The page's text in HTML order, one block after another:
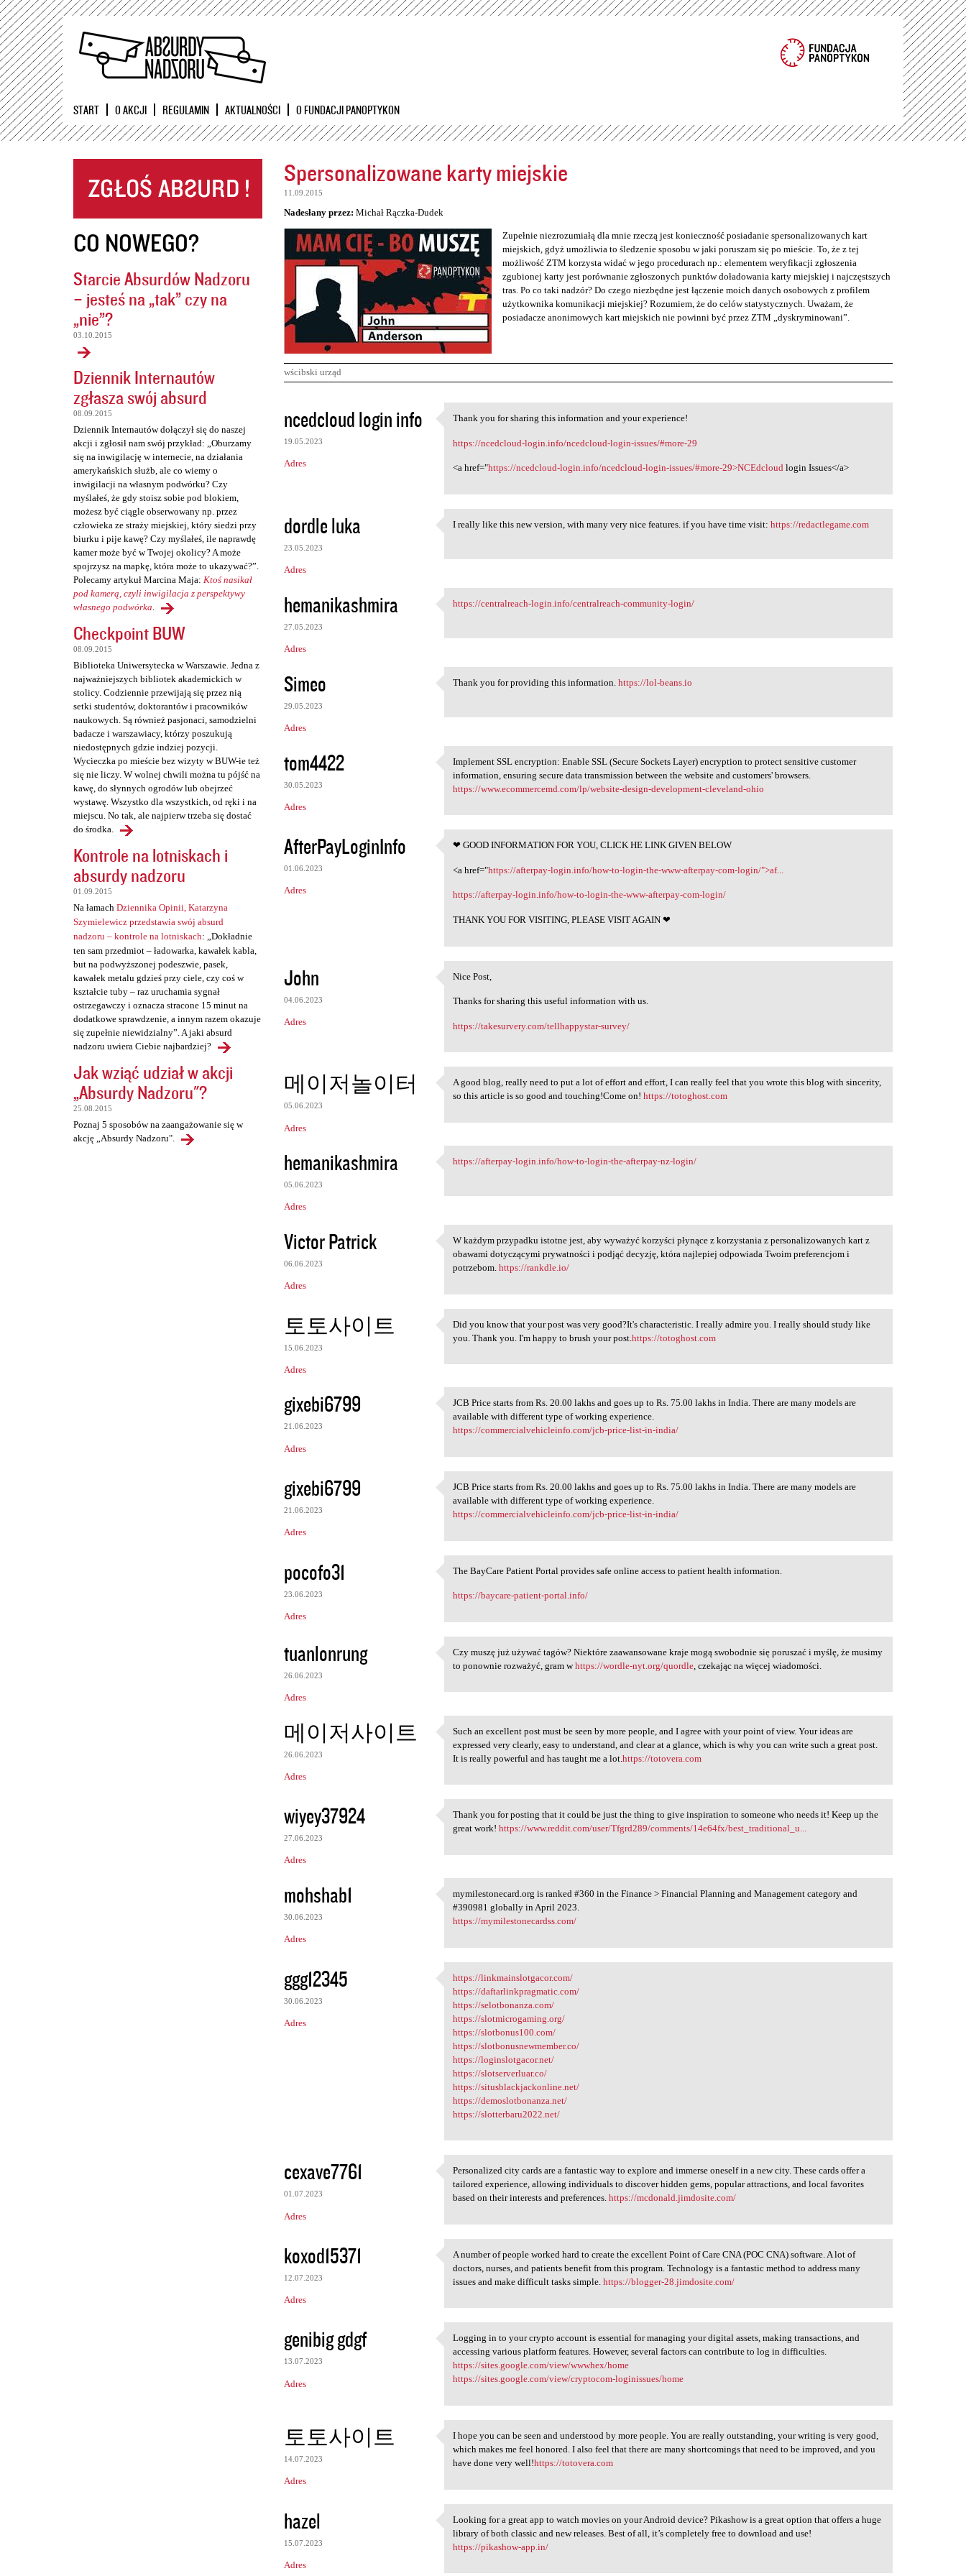
Przejdź
START O AKCJI REGULAMIN AKTUALNOŚCI O FUNDACJI PANOPTYKON
CO NOWEGO?
Starcie Absurdów Nadzoru
– jesteś na „tak” czy na
„nie”?
03.10.2015
Dziennik Internautów
zgłasza swój absurd
08.09.2015
Dziennik Internautów dołączył się do naszej
akcji i zgłosił nam swój przykład: „Oburzamy
się na inwigilację w internecie, na działania
amerykańskich służb, ale co wiemy o
inwigilacji na własnym podwórku? Czy
myślałeś, że gdy stoisz sobie pod blokiem,
możesz być ciągle obserwowany np. przez
człowieka ze straży miejskiej, który siedzi przy
biurku i pije kawę? Czy myślałeś, ile naprawdę
kamer może być w Twojej okolicy? A może
spojrzysz na mapkę, która może to ukazywać?”.
Polecamy artykuł Marcina Maja: Ktoś nasikał
pod kamerą, czyli inwigilacja z perspektywy
własnego podwórka.
Checkpoint BUW
08.09.2015
Biblioteka Uniwersytecka w Warszawie. Jedna z
najważniejszych bibliotek akademickich w
stolicy. Codziennie przewijają się przez nią
setki studentów, doktorantów i pracowników
naukowych. Są również pasjonaci, samodzielni
badacze i warszawiacy, którzy poszukują
niedostępnych gdzie indziej pozycji.
Wycieczka po mieście bez wizyty w BUW-ie też
się nie liczy. W wolnej chwili można tu pójść na
kawę, do słynnych ogrodów lub obejrzeć
wystawę. Wszystko dla wszystkich, od ręki i na
miejscu. No tak, ale najpierw trzeba się dostać
do środka.
Kontrole na lotniskach i
absurdy nadzoru
01.09.2015
Na łamach Dziennika Opinii, Katarzyna
Szymielewicz przedstawia swój absurd
nadzoru – kontrole na lotniskach: „Dokładnie
ten sam przedmiot – ładowarka, kawałek kabla,
but na podwyższonej podeszwie, pasek,
kawałek metalu gdzieś przy ciele, czy coś w
kształcie tuby – raz uruchamia sygnał
ostrzegawczy i oznacza stracone 15 minut na
dodatkowe sprawdzenie, a innym razem okazuje
się zupełnie niewidzialny”. A jaki absurd
nadzoru uwiera Ciebie najbardziej?
Jak wziąć udział w akcji
„Absurdy Nadzoru"?
25.08.2015
Poznaj 5 sposobów na zaangażowanie się w
akcję „Absurdy Nadzoru".
Spersonalizowane karty miejskie
11.09.2015
Nadesłany przez: Michał Rączka-Dudek
Zupełnie niezrozumiałą dla mnie rzeczą jest konieczność posiadanie spersonalizowanych kart
miejskich, gdyż umożliwia to śledzenie sposobu w jaki poruszam się po mieście. To, że z tej
możliwość ZTM korzysta widać w jego procedurach np.: elementem weryfikacji zgłoszenia
zgubionej karty jest porównanie zgłoszonych punktów doładowania karty miejskiej i najczęstszych
tras. Po co taki nadzór? Do czego niezbędne jest łączenie moich danych osobowych z profilem
użytkownika komunikacji miejskiej? Rozumiem, że do celów statystycznych. Uważam, że
posiadacze anonimowych kart miejskich nie powinni być przez ZTM „dyskryminowani”.
wścibski urząd
K
o
m
e
a
r
z
e
ncedcloud login info
19.05.2023
Adres
Thank you for sharing this
Thank you for sharing this information and your experience!
https://ncedcloud-login.info/ncedcloud-login-issues/#more-29
<a href="https://ncedcloud-login.info/ncedcloud-login-issues/#more-29>NCEdcloud login Issues</a>
dordle luka
23.05.2023
Adres
I really like this new
I really like this new version, with many very nice features. if you have time visit:https://redactlegame.com
hemanikashmira
27.05.2023
Adres
https://centralreach-login
https://centralreach-login.info/centralreach-community-login/
Simeo
29.05.2023
Adres
Thank you for providing this
Thank you for providing this information.https://lol-beans.io
tom4422
30.05.2023
Adres
Implement SSL encryption:
Implement SSL encryption: Enable SSL (Secure Sockets Layer) encryption to protect sensitive customer
information, ensuring secure data transmission between the website and customers' browsers.
https://www.ecommercemd.com/lp/website-design-development-cleveland-ohio
AfterPayLoginInfo
01.06.2023
Adres
❤ GOOD INFORMATION FOR YOU,
❤ GOOD INFORMATION FOR YOU, CLICK HE LINK GIVEN BELOW
<a href="https://afterpay-login.info/how-to-login-the-www-afterpay-com-login/">af...
https://afterpay-login.info/how-to-login-the-www-afterpay-com-login/
THANK YOU FOR VISITING, PLEASE VISIT AGAIN ❤
John
04.06.2023
Adres
Nice Post,
Nice Post,
Thanks for sharing this useful information with us.
https://takesurvery.com/tellhappystar-survey/
메이저놀이터
05.06.2023
Adres
A good blog, really need to
A good blog, really need to put a lot of effort and effort, I can really feel that you wrote this blog with sincerity,
so this article is so good and touching!Come on!https://totoghost.com
hemanikashmira
05.06.2023
Adres
https://afterpay-login.info
https://afterpay-login.info/how-to-login-the-afterpay-nz-login/
Victor Patrick
06.06.2023
Adres
W każdym przypadku istotne
W każdym przypadku istotne jest, aby wyważyć korzyści płynące z korzystania z personalizowanych kart z
obawami dotyczącymi prywatności i podjąć decyzję, która najlepiej odpowiada Twoim preferencjom i
potrzebom.https://rankdle.io/
토토사이트
15.06.2023
Adres
Did you know that your post
Did you know that your post was very good?It's characteristic. I really admire you. I really should study like
you. Thank you. I'm happy to brush your post.https://totoghost.com
gixebi6799
21.06.2023
Adres
JCB Price starts from Rs. 20
JCB Price starts from Rs. 20.00 lakhs and goes up to Rs. 75.00 lakhs in India. There are many models are
available with different type of working experience.
https://commercialvehicleinfo.com/jcb-price-list-in-india/
gixebi6799
21.06.2023
Adres
JCB Price starts from Rs. 20
JCB Price starts from Rs. 20.00 lakhs and goes up to Rs. 75.00 lakhs in India. There are many models are
available with different type of working experience.
https://commercialvehicleinfo.com/jcb-price-list-in-india/
pocofo31
23.06.2023
Adres
The BayCare Patient Portal
The BayCare Patient Portal provides safe online access to patient health information.
https://baycare-patient-portal.info/
tuanlonrung
26.06.2023
Adres
Czy muszę już używać tagów?
Czy muszę już używać tagów? Niektóre zaawansowane kraje mogą swobodnie się poruszać i myślę, że musimy
to ponownie rozważyć, gram whttps://wordle-nyt.org/quordle , czekając na więcej wiadomości.
메이저사이트
26.06.2023
Adres
Such an excellent post must
Such an excellent post must be seen by more people, and I agree with your point of view. Your ideas are
expressed very clearly, easy to understand, and clear at a glance, which is why you can write such a great post.
It is really powerful and has taught me a lot.https://totovera.com
wiyey37924
27.06.2023
Adres
Thank you for posting that it
Thank you for posting that it could be just the thing to give inspiration to someone who needs it! Keep up the
great work!https://www.reddit.com/user/Tfgrd289/comments/14e64fx/best_traditional_u...
mohshab1
30.06.2023
Adres
mymilestonecard.org is ranked
mymilestonecard.org is ranked #360 in the Finance > Financial Planning and Management category and
#390981 globally in April 2023.
https://mymilestonecardss.com/
ggg12345
30.06.2023
Adres
https://linkmainslotgacor.com
https://linkmainslotgacor.com/
https://daftarlinkpragmatic.com/
https://selotbonanza.com/
https://slotmicrogaming.org/
https://slotbonus100.com/
https://slotbonusnewmember.co/
https://loginslotgacor.net/
https://slotserverluar.co/
https://situsblackjackonline.net/
https://demoslotbonanza.net/
https://slotterbaru2022.net/
cexave7761
01.07.2023
Adres
Personalized city cards are a
Personalized city cards are a fantastic way to explore and immerse oneself in a new city. These cards offer a
tailored experience, allowing individuals to discover hidden gems, popular attractions, and local favorites
based on their interests and preferences.https://mcdonald.jimdosite.com/
koxod15371
12.07.2023
Adres
A number of people worked
A number of people worked hard to create the excellent Point of Care CNA (POC CNA) software. A lot of
doctors, nurses, and patients benefit from this program. Technology is a fantastic method to address many
issues and make difficult tasks simple.https://blogger-28.jimdosite.com/
genibig gdgf
13.07.2023
Adres
Logging in to your crypto
Logging in to your crypto account is essential for managing your digital assets, making transactions, and
accessing various platform features. However, several factors can contribute to log in difficulties.
https://sites.google.com/view/wwwhex/home
https://sites.google.com/view/cryptocom-loginissues/home
토토사이트
14.07.2023
Adres
I hope you can be seen and
I hope you can be seen and understood by more people. You are really outstanding, your writing is very good,
which makes me feel honored. I also feel that there are many shortcomings that need to be improved, and you
have done very well!https://totovera.com
hazel
15.07.2023
Adres
Looking for a great app to
Looking for a great app to watch movies on your Android device? Pikashow is a great option that offers a huge
library of both classic and new releases. Best of all, it’s completely free to download and use!
https://pikashow-app.in/